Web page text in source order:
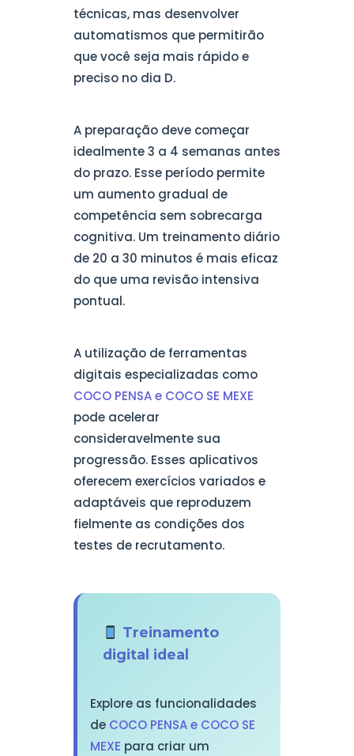
técnicas, mas desenvolver
automatismos que permitirão
que você seja mais rápido e
preciso no dia D.
A preparação deve começar
idealmente 3 a 4 semanas antes
do prazo. Esse período permite
um aumento gradual de
competência sem sobrecarga
cognitiva. Um treinamento diário
de 20 a 30 minutos é mais eficaz
do que uma revisão intensiva
pontual.
A utilização de ferramentas
digitais especializadas como
COCO PENSA e COCO SE MEXE
pode acelerar
consideravelmente sua
progressão. Esses aplicativos
oferecem exercícios variados e
adaptáveis que reproduzem
fielmente as condições dos
testes de recrutamento.
Treinamento
digital ideal
Explore as funcionalidades
de COCO PENSA e COCO SE
MEXE para criar um